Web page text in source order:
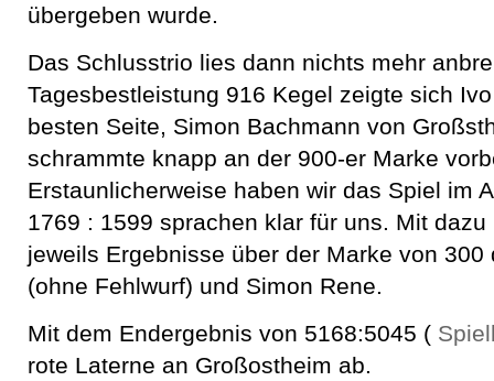
übergeben wurde.
Das Schlusstrio lies dann nichts mehr
Tagesbestleistung 916 Kegel zeigte sich
besten Seite, Simon Bachmann von
schrammte knapp an der 900-er Marke
Erstaunlicherweise haben wir das Spiel im
1769 : 1599 sprachen klar für uns. Mit
jeweils Ergebnisse über der Marke von 300
(ohne Fehlwurf) und Simon Rene.
Mit dem Endergebnis von 5168:5045 (
rote Laterne an Großostheim ab.